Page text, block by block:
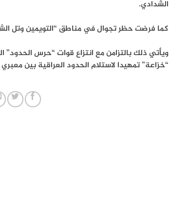
الشدادي.
كما فرضت حظر تجوال في مناطق “التويمين وتل
ويأتي ذلك بالتزامن مع انتزاع قوات “حرس
“خزاعة” تمهيدا لاستلام الحدود العراقية بين